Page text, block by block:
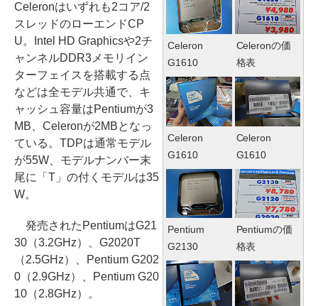
Celeron
G1610
Celeronの価
格表
Celeron
G1610
Celeron
G1610
Pentium
G2130
Pentiumの価
格表
Celeronはいずれも2コア/2
スレッドのローエンドCP
U。Intel HD Graphicsや2チ
ャンネルDDR3メモリイン
ターフェイスを搭載する点
などは全モデル共通で、キ
ャッシュ容量はPentiumが3
MB、Celeronが2MBとなっ
ている。TDPは通常モデル
が55W、モデルナンバー末
尾に「T」の付くモデルは35
W。
発売されたPentiumはG21
30（3.2GHz）、G2020T
（2.5GHz）、Pentium G202
0（2.9GHz）、Pentium G20
10（2.8GHz）。